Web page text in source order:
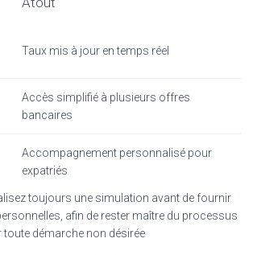
Taux mis à jour en temps réel
Accès simplifié à plusieurs offres
bancaires
Accompagnement personnalisé pour
expatriés
toujours une simulation avant de fournir
afin de rester maître du processus
toute démarche non désirée